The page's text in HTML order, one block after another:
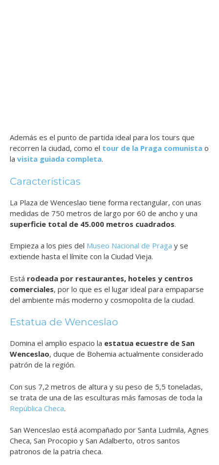
Además es el punto de partida ideal para los tours que
recorren la ciudad, como el tour de la Praga comunista o
la visita guiada completa.
Características
La Plaza de Wenceslao tiene forma rectangular, con unas
medidas de 750 metros de largo por 60 de ancho y una
superficie total de 45.000 metros cuadrados.
Empieza a los pies del Museo Nacional de Praga y se
extiende hasta el límite con la Ciudad Vieja.
Está rodeada por restaurantes, hoteles y centros
comerciales, por lo que es el lugar ideal para empaparse
del ambiente más moderno y cosmopolita de la ciudad.
Estatua de Wenceslao
Domina el amplio espacio la estatua ecuestre de San
Wenceslao, duque de Bohemia actualmente considerado
patrón de la región.
Con sus 7,2 metros de altura y su peso de 5,5 toneladas,
se trata de una de las esculturas más famosas de toda la
República Checa.
San Wenceslao está acompañado por Santa Ludmila, Agnes
Checa, San Procopio y San Adalberto, otros santos
patronos de la patria checa.